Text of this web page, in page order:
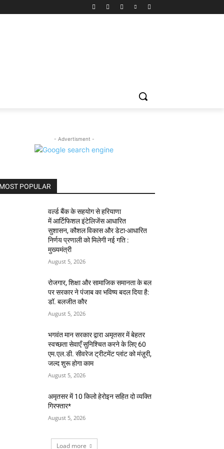
- Advertisment -
MOST POPULAR
वर्ल्ड बैंक के सहयोग से हरियाणा
में आर्टिफिशल इंटेलिजेंस आधारित
सुशासन, कौशल विकास और डेटा-आधारित
निर्णय प्रणाली को मिलेगी नई गति :
मुख्यमंत्री
August 5, 2026
रोजगार, शिक्षा और सामाजिक समानता के बल
पर सरकार ने पंजाब का भविष्य बदल दिया है:
डॉ. बलजीत कौर
August 5, 2026
भगवंत मान सरकार द्वारा अमृतसर में बेहतर
स्वच्छता सेवाएँ सुनिश्चित करने के लिए 60
एम.एल.डी. सीवरेज ट्रीटमेंट प्लांट को मंज़ूरी,
जल्द शुरू होगा काम
August 5, 2026
अमृतसर में 10 किलो हेरोइन सहित दो व्यक्ति
गिरफ्तार*
August 5, 2026
Load more